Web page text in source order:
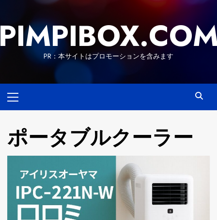
content
PR：本サイトはプロモーションを含みます
Menu
ポータブルクーラー